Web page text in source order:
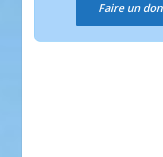
Faire un don